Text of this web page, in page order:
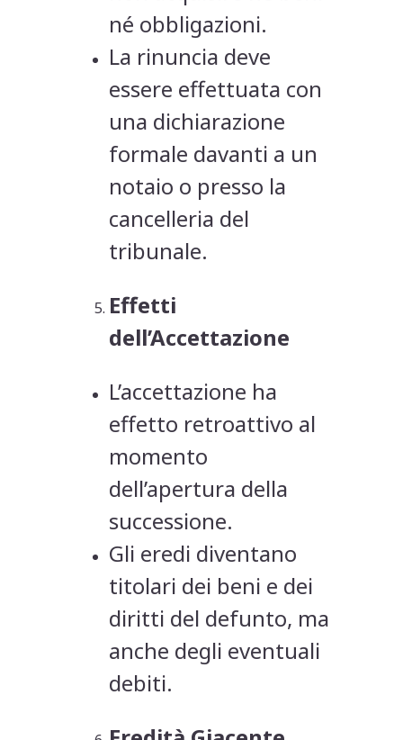
né obbligazioni.
La rinuncia deve
essere effettuata con
una dichiarazione
formale davanti a un
notaio o presso la
cancelleria del
tribunale.
Effetti
dell’Accettazione
L’accettazione ha
effetto retroattivo al
momento
dell’apertura della
successione.
Gli eredi diventano
titolari dei beni e dei
diritti del defunto, ma
anche degli eventuali
debiti.